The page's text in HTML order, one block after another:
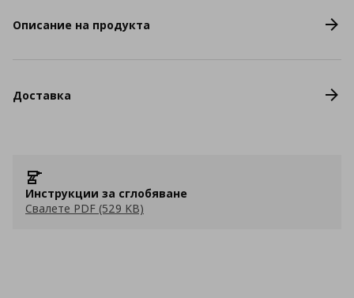
Описание на продукта
Доставка
Инструкции за сглобяване
Свалете PDF (529 KB)